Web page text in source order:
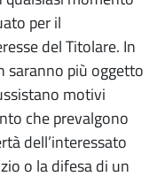
per il
del Titolare. In
saranno più oggetto
motivi
che prevalgono
dell’interessato
o la difesa di un